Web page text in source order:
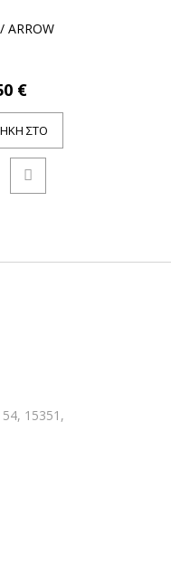
€
ΣΤΟ
54, 15351,